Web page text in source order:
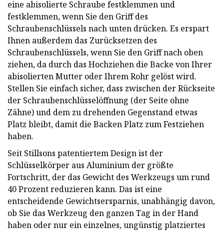
eine abisolierte Schraube festklemmen und
festklemmen, wenn Sie den Griff des
Schraubenschlüssels nach unten drücken. Es erspart
Ihnen außerdem das Zurücksetzen des
Schraubenschlüssels, wenn Sie den Griff nach oben
ziehen, da durch das Hochziehen die Backe von Ihrer
abisolierten Mutter oder Ihrem Rohr gelöst wird.
Stellen Sie einfach sicher, dass zwischen der Rückseite
der Schraubenschlüsselöffnung (der Seite ohne
Zähne) und dem zu drehenden Gegenstand etwas
Platz bleibt, damit die Backen Platz zum Festziehen
haben.
Seit Stillsons patentiertem Design ist der
Schlüsselkörper aus Aluminium der größte
Fortschritt, der das Gewicht des Werkzeugs um rund
40 Prozent reduzieren kann. Das ist eine
entscheidende Gewichtsersparnis, unabhängig davon,
ob Sie das Werkzeug den ganzen Tag in der Hand
haben oder nur ein einzelnes, ungünstig platziertes